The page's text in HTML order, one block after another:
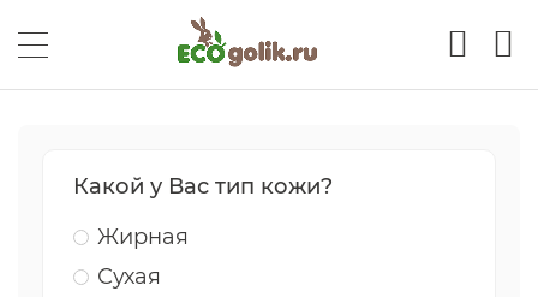
Какой у Вас тип кожи?
Жирная
Сухая